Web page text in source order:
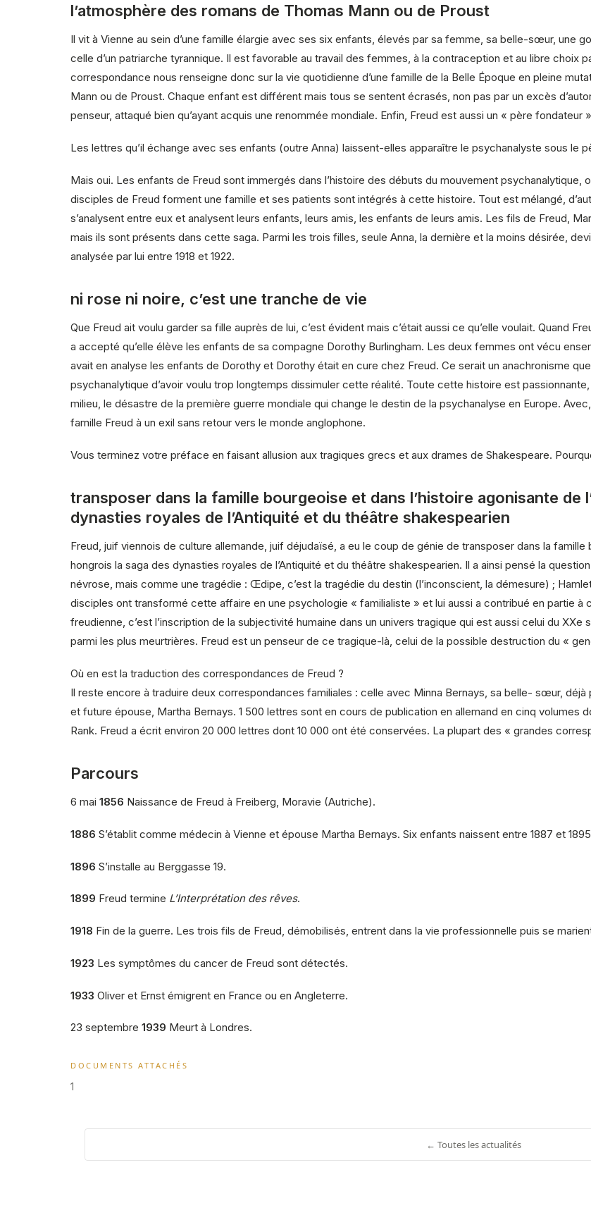
l’atmosphère des romans de Thomas Mann ou de Proust
Il vit à Vienne au sein d’une famille élargie avec ses six enfants, élevés par sa femme, sa belle-sœur, une
celle d’un patriarche tyrannique. Il est favorable au travail des femmes, à la contraception et au libre choix
correspondance nous renseigne donc sur la vie quotidienne d’une famille de la Belle Époque en pleine
Mann ou de Proust. Chaque enfant est différent mais tous se sentent écrasés, non pas par un excès
penseur, attaqué bien qu’ayant acquis une renommée mondiale. Enfin, Freud est aussi un « père
Les lettres qu’il échange avec ses enfants (outre Anna) laissent-elles apparaître le psychanalyste sous le
Mais oui. Les enfants de Freud sont immergés dans l’histoire des débuts du mouvement psychanalytique,
disciples de Freud forment une famille et ses patients sont intégrés à cette histoire. Tout est mélangé,
s’analysent entre eux et analysent leurs enfants, leurs amis, les enfants de leurs amis. Les fils de Freud,
mais ils sont présents dans cette saga. Parmi les trois filles, seule Anna, la dernière et la moins désirée,
analysée par lui entre 1918 et 1922.
ni rose ni noire, c’est une tranche de vie
Que Freud ait voulu garder sa fille auprès de lui, c’est évident mais c’était aussi ce qu’elle voulait. Quand
a accepté qu’elle élève les enfants de sa compagne Dorothy Burlingham. Les deux femmes ont vécu
avait en analyse les enfants de Dorothy et Dorothy était en cure chez Freud. Ce serait un anachronisme
psychanalytique d’avoir voulu trop longtemps dissimuler cette réalité. Toute cette histoire est
milieu, le désastre de la première guerre mondiale qui change le destin de la psychanalyse en Europe.
famille Freud à un exil sans retour vers le monde anglophone.
Vous terminez votre préface en faisant allusion aux tragiques grecs et aux drames de Shakespeare.
transposer dans la famille bourgeoise et dans l’histoire agonisante de
dynasties royales de l’Antiquité et du théâtre shakespearien
Freud, juif viennois de culture allemande, juif déjudaïsé, a eu le coup de génie de transposer dans la
hongrois la saga des dynasties royales de l’Antiquité et du théâtre shakespearien. Il a ainsi pensé la
névrose, mais comme une tragédie : Œdipe, c’est la tragédie du destin (l’inconscient, la démesure) ;
disciples ont transformé cette affaire en une psychologie « familialiste » et lui aussi a contribué en partie
freudienne, c’est l’inscription de la subjectivité humaine dans un univers tragique qui est aussi celui du
parmi les plus meurtrières. Freud est un penseur de ce tragique-là, celui de la possible destruction du «
Où en est la traduction des correspondances de Freud ?
Il reste encore à traduire deux correspondances familiales : celle avec Minna Bernays, sa belle- sœur,
et future épouse, Martha Bernays. 1 500 lettres sont en cours de publication en allemand en cinq volumes
Rank. Freud a écrit environ 20 000 lettres dont 10 000 ont été conservées. La plupart des « grandes
Parcours
6 mai 1856 Naissance de Freud à Freiberg, Moravie (Autriche).
1886 S’établit comme médecin à Vienne et épouse Martha Bernays. Six enfants naissent entre 1887 et
1896 S’installe au Berggasse 19.
1899 Freud termine L’Interprétation des rêves.
1918 Fin de la guerre. Les trois fils de Freud, démobilisés, entrent dans la vie professionnelle puis se
1923 Les symptômes du cancer de Freud sont détectés.
1933 Oliver et Ernst émigrent en France ou en Angleterre.
23 septembre 1939 Meurt à Londres.
DOCUMENTS ATTACHÉS
1
← Toutes les actualités